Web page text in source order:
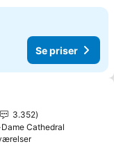
Se priser
3.352
Cathedral